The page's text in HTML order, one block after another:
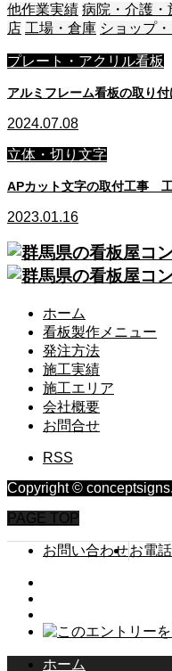
他作業実績 病院・介護・
店 工場・倉庫 ショップ
プレート・アクリル看板
アルミフレーム看板の取り
2024.07.08
立体・切り文字
APカット文字の取付工事
2023.01.16
ホーム
看板製作メニュー
発注方法
施工実績
施工エリア
会社概要
お問合せ
RSS
Copyright ©
PAGE TOP
お問い合わせお電話
ホーム